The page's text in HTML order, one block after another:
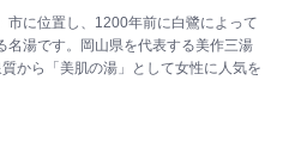
市に位置し、1200年前に白鷺によって
名湯です。岡山県を代表する美作三湯
から「美肌の湯」として女性に人気を